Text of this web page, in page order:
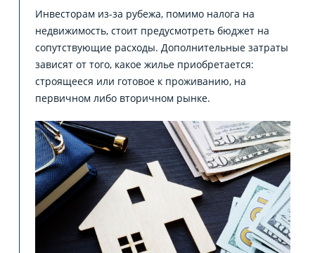
Инвесторам из-за рубежа, помимо налога на
недвижимость, стоит предусмотреть бюджет на
сопутствующие расходы. Дополнительные затраты
зависят от того, какое жилье приобретается:
строящееся или готовое к проживанию, на
первичном либо вторичном рынке.